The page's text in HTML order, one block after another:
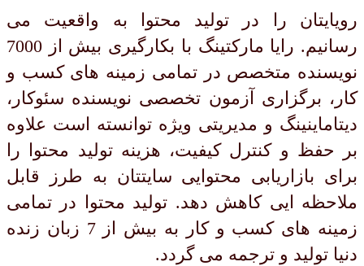
رویایتان را در تولید محتوا به واقعیت می
رسانیم. رایا مارکتینگ با بکارگیری بیش از 7000
نویسنده متخصص در تمامی زمینه های کسب و
کار، برگزاری آزمون تخصصی نویسنده سئوکار،
دیتاماینینگ و مدیریتی ویژه توانسته است علاوه
بر حفظ و کنترل کیفیت، هزینه تولید محتوا را
برای بازاریابی محتوایی سایتتان به طرز قابل
ملاحظه ایی کاهش دهد. تولید محتوا در تمامی
زمینه های کسب و کار به بیش از 7 زبان زنده
دنیا تولید و ترجمه می گردد.